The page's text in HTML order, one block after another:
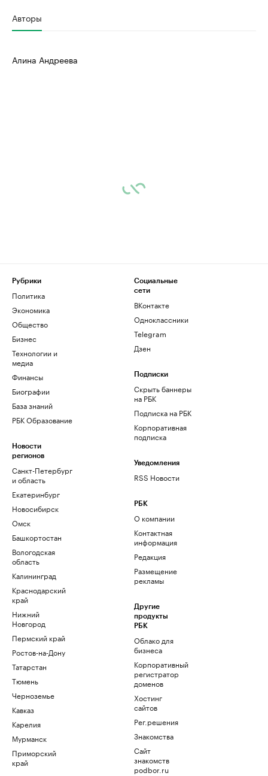
Авторы
Алина Андреева
Рубрики
Политика
Экономика
Общество
Бизнес
Технологии и
медиа
Финансы
Биографии
База знаний
РБК Образование
Новости
регионов
Санкт-Петербург
и область
Екатеринбург
Новосибирск
Омск
Башкортостан
Вологодская
область
Калининград
Краснодарский
край
Нижний
Новгород
Пермский край
Ростов-на-Дону
Татарстан
Тюмень
Черноземье
Кавказ
Карелия
Мурманск
Приморский
край
Социальные
сети
ВКонтакте
Одноклассники
Telegram
Дзен
Подписки
Скрыть баннеры
на РБК
Подписка на РБК
Корпоративная
подписка
Уведомления
RSS Новости
РБК
О компании
Контактная
информация
Редакция
Размещение
рекламы
Другие
продукты
РБК
Облако для
бизнеса
Корпоративный
регистратор
доменов
Хостинг
сайтов
Рег.решения
Знакомства
Сайт
знакомств
podbor.ru